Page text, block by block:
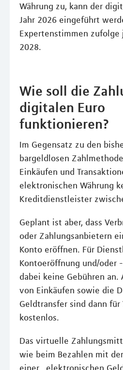
Währung zu, kann der
Jahr 2026 eingeführt
Expertenstimmen zufolge
2028.
Wie soll die
digitalen Euro
funktionieren?
Im Gegensatz zu den
bargeldlosen
Einkäufen und
elektronischen Währung
Kreditdienstleister
Geplant ist aber, dass
oder Zahlungsanbietern
Konto eröffnen. Für
Kontoeröffnung und/oder
dabei keine Gebühren an.
von Einkäufen sowie die
Geldtransfer sind dann für
kostenlos.
Das virtuelle
wie beim Bezahlen mit